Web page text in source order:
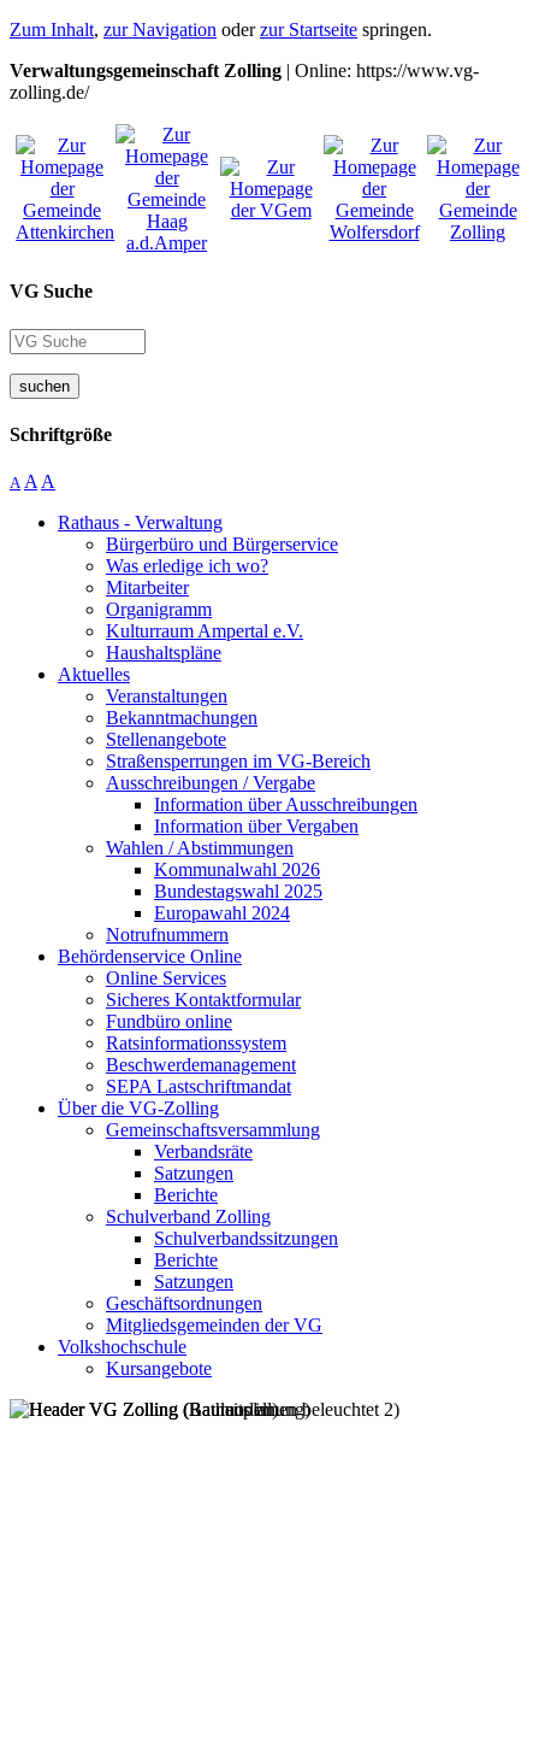
Zum Inhalt, zur Navigation oderzur Startseite springen.
Verwaltungsgemeinschaft Zolling | Online: https://www.vg-
zolling.de/
VG Suche
suchen
Schriftgröße
A A A
Rathaus - Verwaltung
Bürgerbüro und Bürgerservice
Was erledige ich wo?
Mitarbeiter
Organigramm
Kulturraum Ampertal e.V.
Haushaltspläne
Aktuelles
Veranstaltungen
Bekanntmachungen
Stellenangebote
Straßensperrungen im VG-Bereich
Ausschreibungen / Vergabe
Information über Ausschreibungen
Information über Vergaben
Wahlen / Abstimmungen
Kommunalwahl 2026
Bundestagswahl 2025
Europawahl 2024
Notrufnummern
Behördenservice Online
Online Services
Sicheres Kontaktformular
Fundbüro online
Ratsinformationssystem
Beschwerdemanagement
SEPA Lastschriftmandat
Über die VG-Zolling
Gemeinschaftsversammlung
Verbandsräte
Satzungen
Berichte
Schulverband Zolling
Schulverbandssitzungen
Berichte
Satzungen
Geschäftsordnungen
Mitgliedsgemeinden der VG
Volkshochschule
Kursangebote